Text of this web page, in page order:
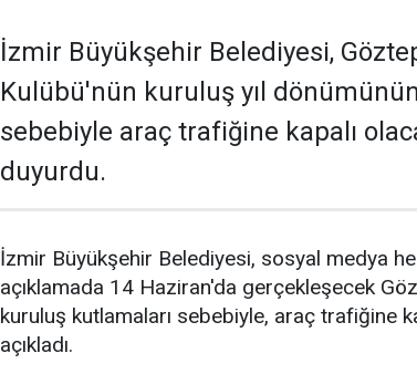
İzmir Büyükşehir Belediyesi,
Kulübü'nün kuruluş yıl
sebebiyle araç trafiğine kapalı
duyurdu.
İzmir Büyükşehir Belediyesi, sosyal medya
açıklamada 14 Haziran'da gerçekleşecek
kuruluş kutlamaları sebebiyle, araç trafiğine
açıkladı.